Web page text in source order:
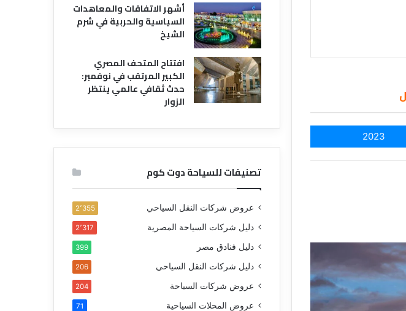
2023
أشهر الاتفاقات والمعاهدات
السياسية والحربية في شرم
الشيخ
افتتاح المتحف المصري
الكبير المرتقب في نوفمبر:
حدث ثقافي عالمي ينتظر
الزوار
تصنيفات للسياحة دوت كوم
عروض شركات النقل السياحي 2٬355
دليل شركات السياحة المصرية 2٬317
دليل فنادق مصر 399
دليل شركات النقل السياحي 206
عروض شركات السياحة 204
عروض المحلات السياحية 71